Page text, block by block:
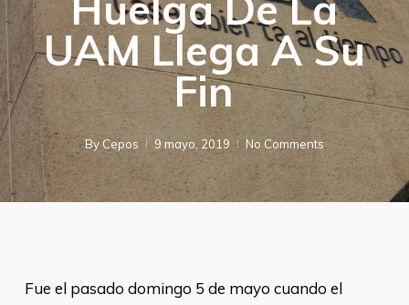
UAM Llega A Su
Fin
By Cepos 9 mayo, 2019 No Comments
Fue el pasado domingo 5 de mayo cuando el